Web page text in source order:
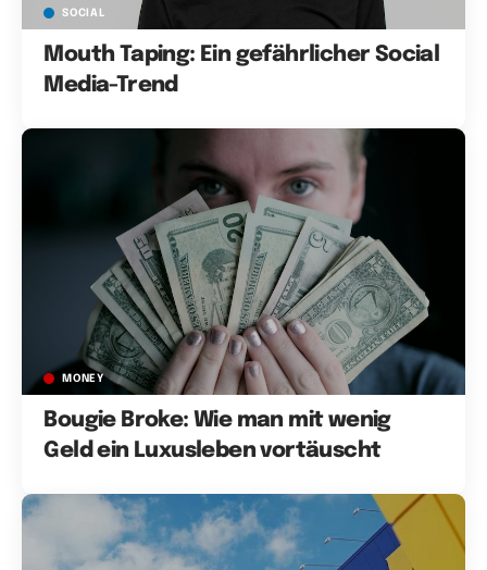
SOCIAL
Mouth Taping: Ein gefährlicher Social
Media-Trend
MONEY
Bougie Broke: Wie man mit wenig
Geld ein Luxusleben vortäuscht